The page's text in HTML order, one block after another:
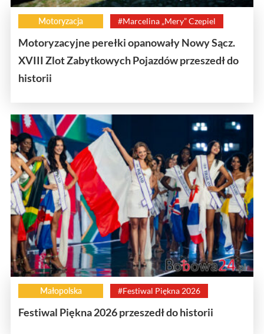
Motoryzacja #Marcelina „Mery” Czepiel
Motoryzacyjne perełki opanowały Nowy Sącz.
XVIII Zlot Zabytkowych Pojazdów przeszedł do
historii
Małopolska #Festiwal Piękna 2026
Festiwal Piękna 2026 przeszedł do historii